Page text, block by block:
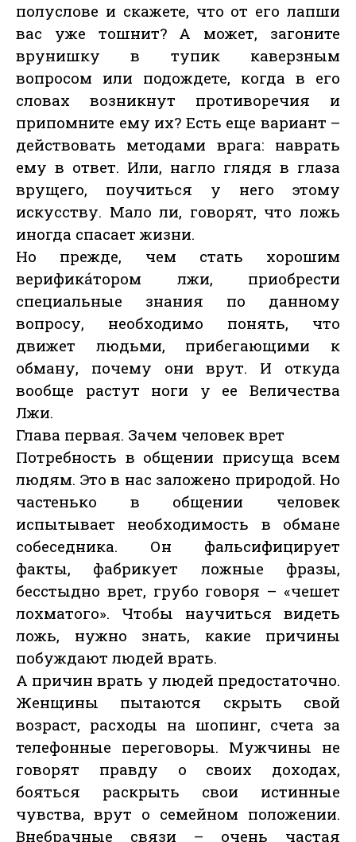
полуслове и скажете, что от его лапши
вас уже тошнит? А может, загоните
врунишку в тупик каверзным
вопросом или подождете, когда в его
словах возникнут противоречия и
припомните ему их? Есть еще вариант –
действовать методами врага: наврать
ему в ответ. Или, нагло глядя в глаза
врущего, поучиться у него этому
искусству. Мало ли, говорят, что ложь
иногда спасает жизни.
Но прежде, чем стать хорошим
верифика́тором лжи, приобрести
специальные знания по данному
вопросу, необходимо понять, что
движет людьми, прибегающими к
обману, почему они врут. И откуда
вообще растут ноги у ее Величества
Лжи.
Глава первая. Зачем человек врет
Потребность в общении присуща всем
людям. Это в нас заложено природой. Но
частенько в общении человек
испытывает необходимость в обмане
собеседника. Он фальсифицирует
факты, фабрикует ложные фразы,
бесстыдно врет, грубо говоря – «чешет
лохматого». Чтобы научиться видеть
ложь, нужно знать, какие причины
побуждают людей врать.
А причин врать у людей предостаточно.
Женщины пытаются скрыть свой
возраст, расходы на шопинг, счета за
телефонные переговоры. Мужчины не
говорят правду о своих доходах,
бояться раскрыть свои истинные
чувства, врут о семейном положении.
Внебрачные связи – очень частая